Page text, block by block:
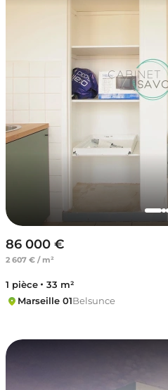
86 000 €
2 607 € / m²
1 pièce
33 m²
Marseille 01Belsunce